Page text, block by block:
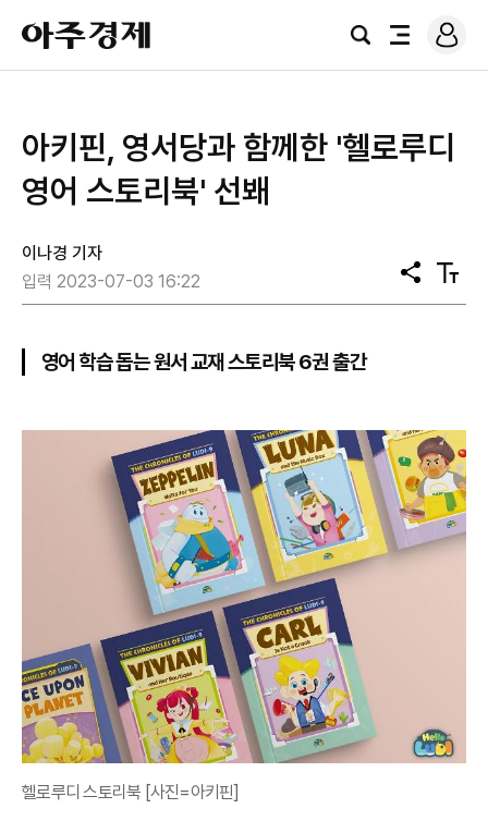
아
주
경
검
전
로
그
아키핀, 영서당과 함께한 '헬로루디
영어 스토리북' 선봬
이나경 기자
입력 2023-07-03 16:22
공
유
텍
스
영어 학습 돕는 원서 교재 스토리북 6권 출간
헬로루디 스토리북 [사진=아키핀]